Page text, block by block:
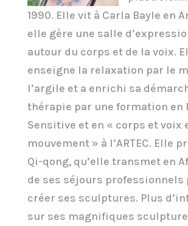
1990. Elle vit à Carla Bayle en
elle gère une salle
autour du corps et de la voix.
enseigne la relaxation par le
l’argile et a enrichi sa
thérapie par une formation en
Sensitive et en « corps et voix
mouvement » à l’ARTEC. Elle
Qi-qong, qu’elle transmet en
de ses séjours professionnels
créer ses sculptures. Plus
sur ses magnifiques